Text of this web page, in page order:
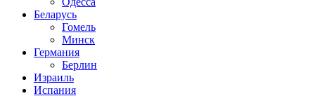
Беларусь
Гомель
Минск
Германия
Берлин
Израиль
Испания